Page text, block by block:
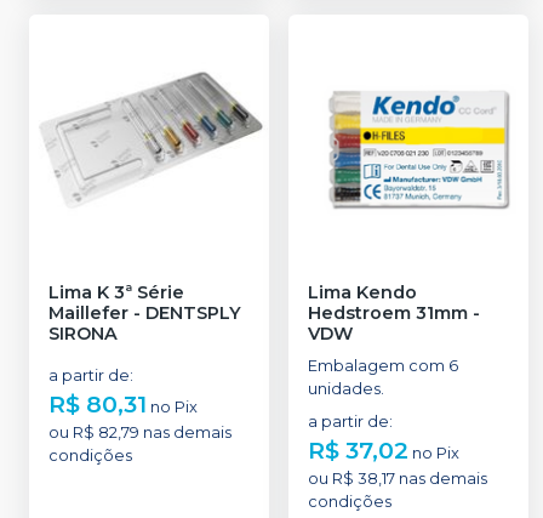
Lima K 3ª Série
Maillefer - DENTSPLY
SIRONA
a partir de:
R$ 80,31 no Pix
ou R$ 82,79 nas demais
condições
Lima Kendo
Hedstroem 31mm -
VDW
Embalagem com 6
unidades.
a partir de:
R$ 37,02 no Pix
ou R$ 38,17 nas demais
condições